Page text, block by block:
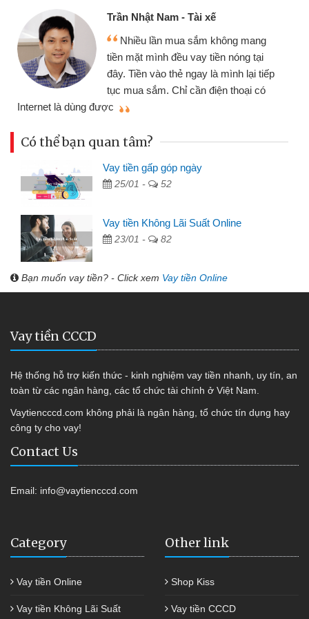
Cấn Văn Lực - Tạp hóa
Tôi kinh doanh buôn bán nhỏ lẻ
nhiều lúc cần vốn nhập hàng, nhờ biết
đến website qua bạn bè giới thiệu tôi
đã giải quyết được công việc của
Có thể bạn quan tâm?
Vay tiền gấp góp ngày
25/01 - 52
Vay tiền Không Lãi Suất Online
23/01 - 82
Bạn muốn vay tiền? - Click xem Vay tiền Online
Vay tiền CCCD
Hệ thống hỗ trợ kiến thức - kinh nghiệm vay tiền nhanh, uy tín, an
toàn từ các ngân hàng, các tổ chức tài chính ở Việt Nam.
Vaytiencccd.com không phải là ngân hàng, tổ chức tín dụng hay
công ty cho vay!
Contact Us
Email: info@vaytiencccd.com
Category
Vay tiền Online
Vay tiền Không Lãi Suất
Other link
Shop Kiss
Vay tiền CCCD